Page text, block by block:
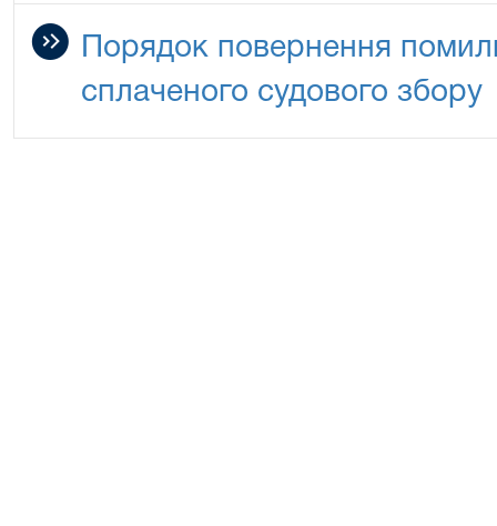
Порядок повернення
сплаченого судового збору